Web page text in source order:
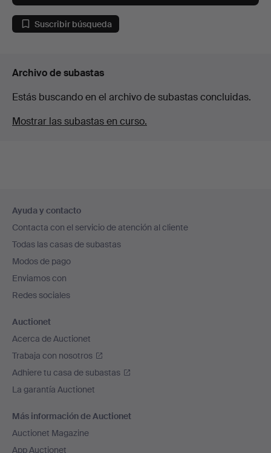
Suscribir búsqueda
Archivo de subastas
Estás buscando en el archivo de subastas concluidas.
Mostrar las subastas en curso.
en
el
pie
de
página
Ayuda y contacto
Contacta con el servicio de atención al cliente
Todas las casas de subastas
Modos de pago
Enviamos con
Redes sociales
Auctionet
Acerca de Auctionet
Trabaja con nosotros
Adhiere tu casa de subastas
La garantía Auctionet
Más información de Auctionet
Auctionet Magazine
App Auctionet